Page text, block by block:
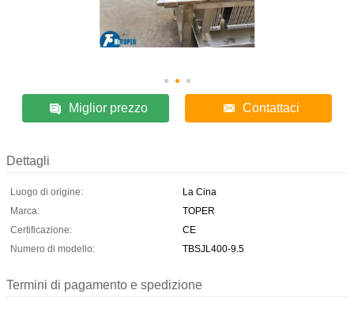
Miglior prezzo Contattaci
Dettagli
Luogo di origine:
La Cina
Marca:
TOPER
Certificazione:
CE
Numero di modello:
TBSJL400-9.5
Termini di pagamento e spedizione